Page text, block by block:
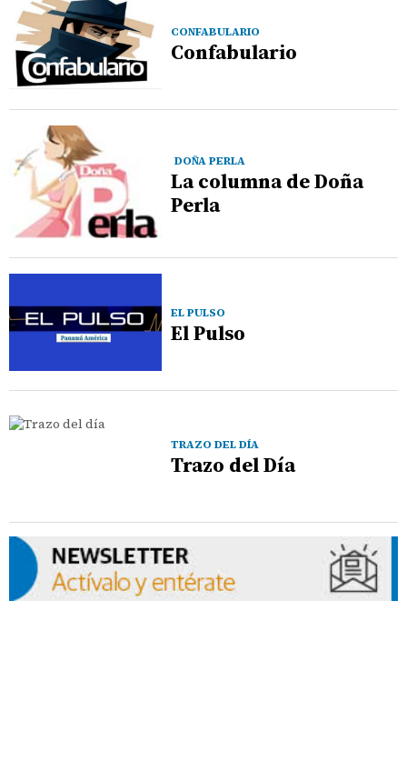
CONFABULARIO
Confabulario
DOÑA PERLA
La columna de Doña
Perla
EL PULSO
El Pulso
TRAZO DEL DÍA
Trazo del Día